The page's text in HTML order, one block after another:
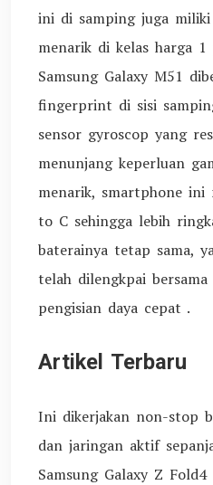
ini di samping juga
menarik di kelas harga 1
Samsung Galaxy M51
fingerprint di sisi
sensor gyroscop yang
menunjang keperluan
menarik, smartphone ini
to C sehingga lebih
baterainya tetap sama,
telah dilengkpai
pengisian daya cepat .
Artikel Terbaru
Ini dikerjakan non-stop
dan jaringan aktif
Samsung Galaxy Z